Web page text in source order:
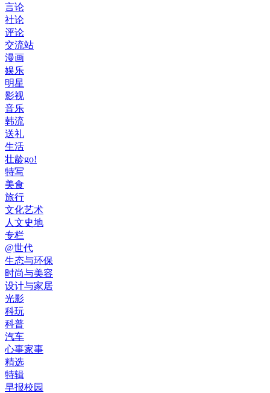
言论
社论
评论
交流站
漫画
娱乐
明星
影视
音乐
韩流
送礼
生活
壮龄go!
特写
美食
旅行
文化艺术
人文史地
专栏
@世代
生态与环保
时尚与美容
设计与家居
光影
科玩
科普
汽车
心事家事
精选
特辑
早报校园